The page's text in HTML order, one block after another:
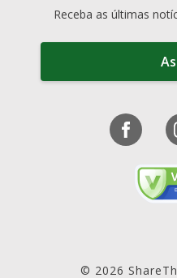
Receba as últimas
© 2026